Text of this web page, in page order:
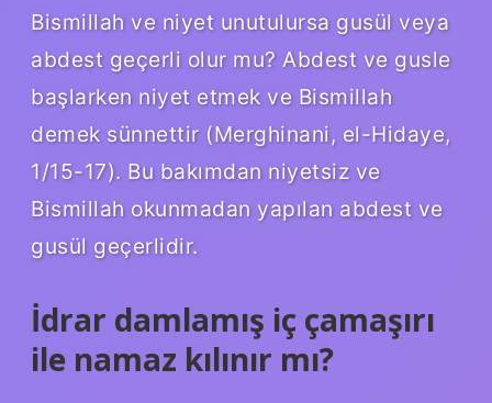
Bismillah ve niyet unutulursa gusül veya
abdest geçerli olur mu? Abdest ve gusle
başlarken niyet etmek ve Bismillah
demek sünnettir (Merghinani, el-Hidaye,
1/15-17). Bu bakımdan niyetsiz ve
Bismillah okunmadan yapılan abdest ve
gusül geçerlidir.
İdrar damlamış iç çamaşırı
ile namaz kılınır mı?